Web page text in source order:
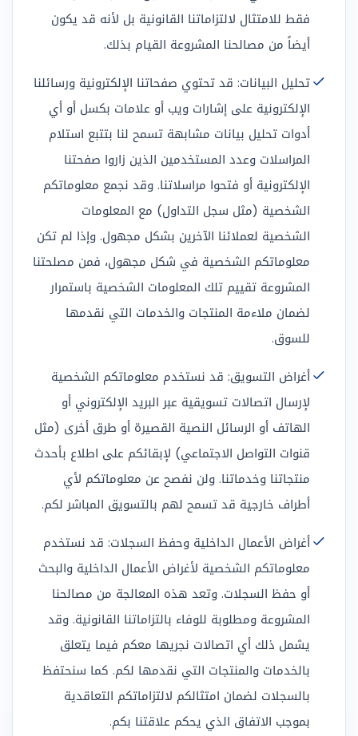
فقط للامتثال لالتزاماتنا القانونية بل لأنه قد يكون
أيضاً من مصالحنا المشروعة القيام بذلك.
تحليل البيانات: قد تحتوي صفحاتنا الإلكترونية ورسائلنا
الإلكترونية على إشارات ويب أو علامات بكسل أو أي
أدوات تحليل بيانات مشابهة تسمح لنا بتتبع استلام
المراسلات وعدد المستخدمين الذين زاروا صفحتنا
الإلكترونية أو فتحوا مراسلاتنا. وقد نجمع معلوماتكم
الشخصية (مثل سجل التداول) مع المعلومات
الشخصية لعملائنا الآخرين بشكل مجهول. وإذا لم تكن
معلوماتكم الشخصية في شكل مجهول، فمن مصلحتنا
المشروعة تقييم تلك المعلومات الشخصية باستمرار
لضمان ملاءمة المنتجات والخدمات التي نقدمها
للسوق.
أغراض التسويق: قد نستخدم معلوماتكم الشخصية
لإرسال اتصالات تسويقية عبر البريد الإلكتروني أو
الهاتف أو الرسائل النصية القصيرة أو طرق أخرى (مثل
قنوات التواصل الاجتماعي) لإبقائكم على اطلاع بأحدث
منتجاتنا وخدماتنا. ولن نفصح عن معلوماتكم لأي
أطراف خارجية قد تسمح لهم بالتسويق المباشر لكم.
أغراض الأعمال الداخلية وحفظ السجلات: قد نستخدم
معلوماتكم الشخصية لأغراض الأعمال الداخلية والبحث
أو حفظ السجلات. وتعد هذه المعالجة من مصالحنا
المشروعة ومطلوبة للوفاء بالتزاماتنا القانونية. وقد
يشمل ذلك أي اتصالات نجريها معكم فيما يتعلق
بالخدمات والمنتجات التي نقدمها لكم. كما سنحتفظ
بالسجلات لضمان امتثالكم لالتزاماتكم التعاقدية
بموجب الاتفاق الذي يحكم علاقتنا بكم.